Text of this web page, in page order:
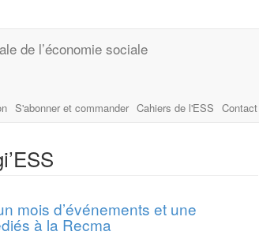
de l’économie sociale
S'abonner et commander Cahiers de l'ESS Contact
mois d’événements et une
à la Recma